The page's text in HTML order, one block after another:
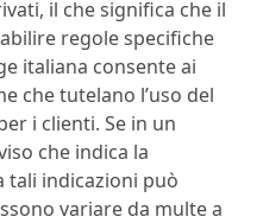
il che significa che il
regole specifiche
italiana consente ai
che tutelano l’uso del
i clienti. Se in un
che indica la
tali indicazioni può
variare da multe a